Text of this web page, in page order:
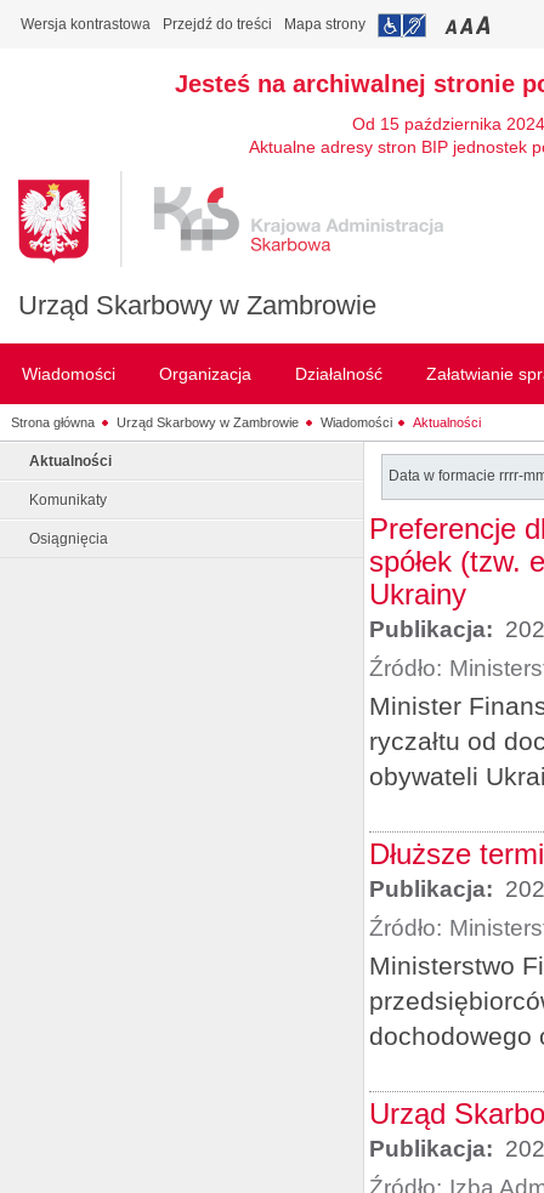
Wersja kontrastowa Przejdź do treści Mapa strony
Jesteś na archiwalnej stronie
Od 15 października
Aktualne adresy stron BIP jednostek
Urząd Skarbowy w Zambrowie
Wiadomości Organizacja Działalność Załatwianie
Strona główna Urząd Skarbowy w Zambrowie Wiadomości Aktualności
Aktualności
Komunikaty
Osiągnięcia
Data w formacie rrrr-
Preferencje
spółek (tzw.
Ukrainy
Publikacja:
Źródło:
Minister
ryczałtu od
obywateli
Dłuższe
Publikacja:
Źródło:
Ministerstwo
dochodowego
Urząd
Publikacja:
Źródło: Izba